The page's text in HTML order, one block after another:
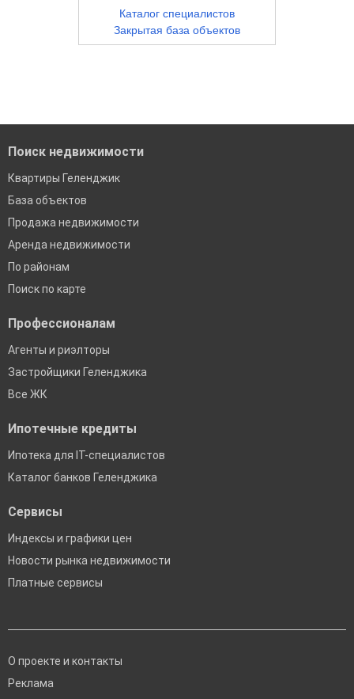
Каталог специалистов
Закрытая база объектов
Поиск недвижимости
Квартиры Геленджик
База объектов
Продажа недвижимости
Аренда недвижимости
По районам
Поиск по карте
Профессионалам
Агенты и риэлторы
Застройщики Геленджика
Все ЖК
Ипотечные кредиты
Ипотека для IT-специалистов
Каталог банков Геленджика
Сервисы
Индексы и графики цен
Новости рынка недвижимости
Платные сервисы
О проекте и контакты
Реклама